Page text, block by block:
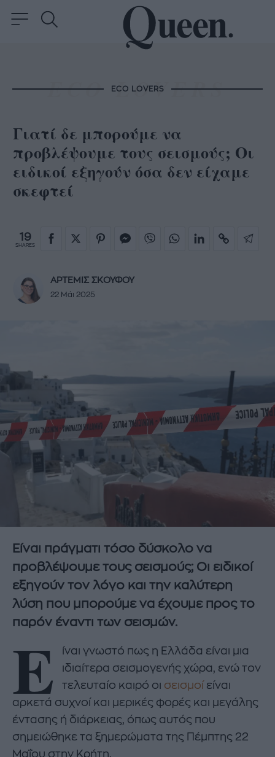
ECO LOVERS
Γιατί δε μπορούμε να
προβλέψουμε τους σεισμούς; Οι
ειδικοί εξηγούν όσα δεν είχαμε
σκεφτεί
19
SHARES
ΑΡΤΕΜΙΣ ΣΚΟΥΦΟΥ
22 Μάι 2025
Είναι πράγματι τόσο δύσκολο να
προβλέψουμε τους σεισμούς; Οι ειδικοί
εξηγούν τον λόγο και την καλύτερη
λύση που μπορούμε να έχουμε προς το
παρόν έναντι των σεισμών.
Ε
ίναι γνωστό πως η Ελλάδα είναι μια
ιδιαίτερα σεισμογενής χώρα, ενώ τον
τελευταίο καιρό οι σεισμοί είναι
αρκετά συχνοί και μερικές φορές και μεγάλης
έντασης ή διάρκειας, όπως αυτός που
σημειώθηκε τα ξημερώματα της Πέμπτης 22
Μαΐου στην Κρήτη.